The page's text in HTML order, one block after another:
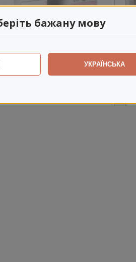
Детская кухня KidKraft
Modern Country
бажану мову
УКРАЇНСЬКА